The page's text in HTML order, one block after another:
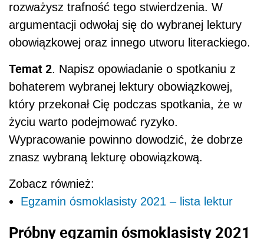
rozważysz trafność tego stwierdzenia. W
argumentacji odwołaj się do wybranej lektury
obowiązkowej oraz innego utworu literackiego.
Temat 2. Napisz opowiadanie o spotkaniu z
bohaterem wybranej lektury obowiązkowej,
który przekonał Cię podczas spotkania, że w
życiu warto podejmować ryzyko.
Wypracowanie powinno dowodzić, że dobrze
znasz wybraną lekturę obowiązkową.
Zobacz również:
Egzamin ósmoklasisty 2021 – lista lektur
Próbny egzamin ósmoklasisty 2021